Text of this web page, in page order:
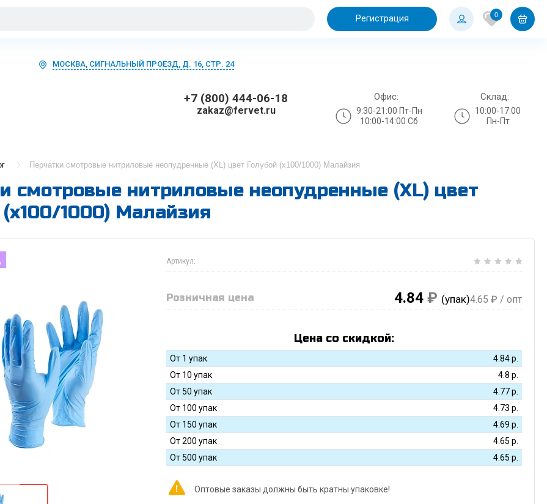
Регистрация 0
МОСКВА, СИГНАЛЬНЫЙ ПРОЕЗД, Д. 16, СТР. 24
+7 (800) 444-06-18
zakaz@fervet.ru
Офис:
9:30-21:00 Пт-Пн
10:00-14:00 Сб
Склад:
10:00-17:00
Пн-Пт
Перчатки смотровые нитриловые неопудренные (XL) цвет Голубой (х100/1000) Малайзия
смотровые нитриловые неопудренные (XL) цвет
(х100/1000) Малайзия
Артикул:
Розничная цена 4.84 ₽ (упак)4.65 ₽ / опт
Цена со скидкой:
От 1 упак 4.84р.
От 10 упак
4.8 р.
От 50 упак
4.77р.
От 100 упак
4.73 р.
От 150 упак
4.69 р.
От 200 упак
4.65 р.
От 500 упак
4.65 р.
Оптовые заказы должны быть кратны упаковке!